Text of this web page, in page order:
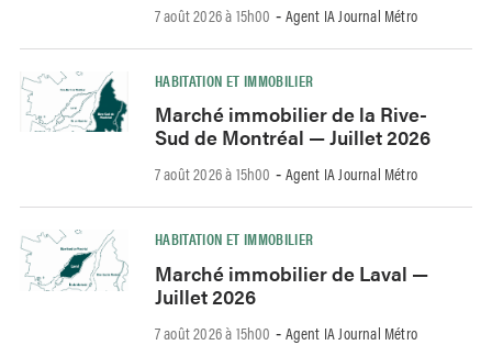
7 août 2026 à 15h00 - Agent IA Journal Métro
HABITATION ET IMMOBILIER
Marché immobilier de la Rive-
Sud de Montréal — Juillet 2026
7 août 2026 à 15h00 - Agent IA Journal Métro
HABITATION ET IMMOBILIER
Marché immobilier de Laval —
Juillet 2026
7 août 2026 à 15h00 - Agent IA Journal Métro